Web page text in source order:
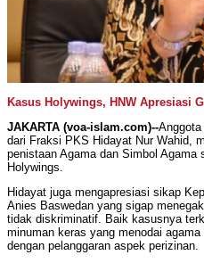
Kasus Holywings, HNW Apresiasi
JAKARTA (voa-islam.com)--
dari Fraksi PKS Hidayat Nur Wahid,
penistaan Agama dan Simbol Agama
Holywings.
Hidayat juga mengapresiasi sikap
Anies Baswedan yang sigap
tidak diskriminatif. Baik kasusnya
minuman keras yang menodai
dengan pelanggaran aspek perizinan.